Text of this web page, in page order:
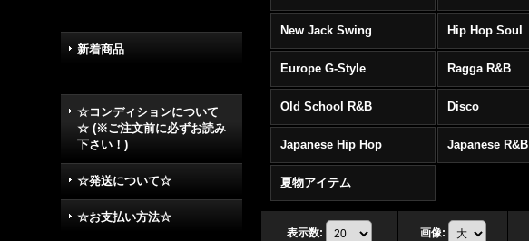
新着商品
☆コンディションについて
☆ (※ご注文前に必ずお読み
下さい！)
☆発送について☆
☆お支払い方法☆
New Jack Swing Hip Hop Soul
Europe G-Style Ragga R&B
Old School R&B Disco
Japanese Hip Hop Japanese R&B
夏物アイテム
表示数: 画像: